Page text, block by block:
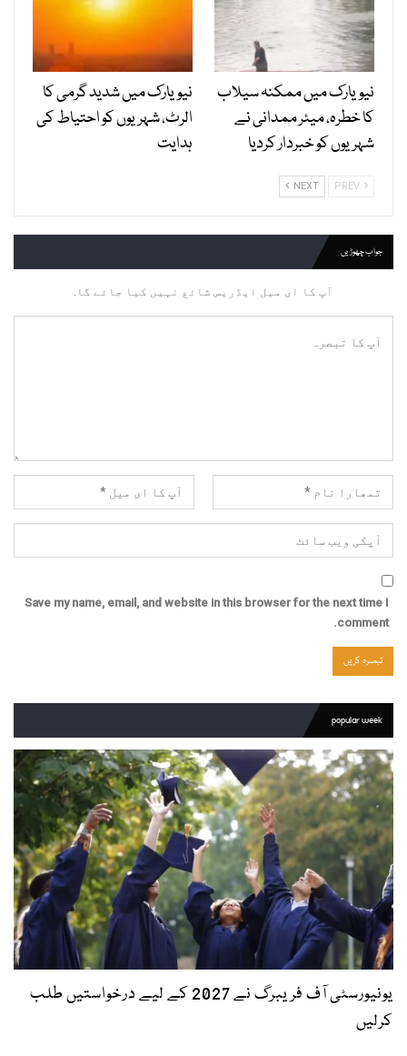
نیویارک میں ممکنہ سیلاب
کا خطرہ، میئر ممدانی نے
شہریوں کو خبردار کردیا
نیویارک میں شدید گرمی کا
الرٹ، شہریوں کو احتیاط کی
ہدایت
NEXT
جواب چھوڑیں
آپ کا ای میل ایڈریس شائع نہیں کیا جائے گا.
Save my name, email, and website in this browser for the next time I
comment.
popular week
یونیورسٹی آف فریبرگ نے 2027 کے لیے درخواستیں طلب
کرلیں